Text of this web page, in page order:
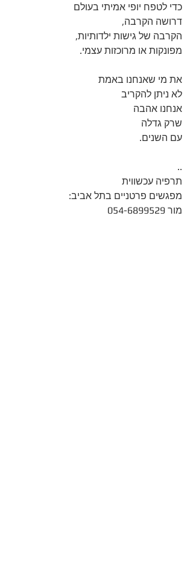
כדי לטפח יופי אמיתי בעולם
דרושה הקרבה,
הקרבה של גישות ילדותיות,
מפונקות או מרוכזות עצמי.
את מי שאנחנו באמת
לא ניתן להקריב
אנחנו אהבה
שרק גדלה
עם השנים.
..
תרפיה עכשווית
מפגשים פרטניים בתל אביב:
מור 054-6899529